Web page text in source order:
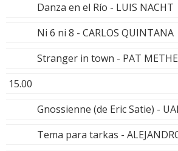
Danza en el Río - LUIS NACHT
Ni 6 ni 8 - CARLOS QUINTANA
Stranger in town - PAT
15.00
Gnossienne (de Eric Satie) -
Tema para tarkas -